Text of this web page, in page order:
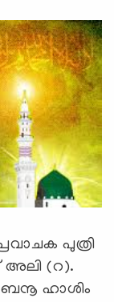
പുത്രി
അലി (റ).
ബനൂ ഹാശിം